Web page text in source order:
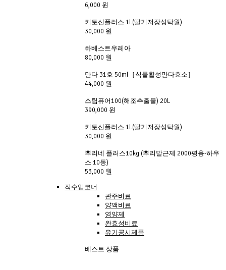
6,000 원
키토신플러스 1L(딸기저장성탁월)
30,000 원
하베스트우레아
80,000 원
만다 31호 50ml［식물활성만다효소］
44,000 원
스팀퓨어100(해조추출물) 20L
390,000 원
키토신플러스 1L(딸기저장성탁월)
30,000 원
뿌리네 플러스10kg (뿌리발근제 2000평용-하우
스 10동)
53,000 원
직수입코너
관주비료
양액비료
영양제
완효성비료
유기공시제품
베스트 상품